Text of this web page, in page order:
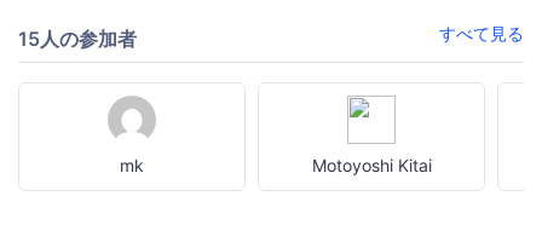
15人の参加者 すべて見る
mk Motoyoshi Kitai